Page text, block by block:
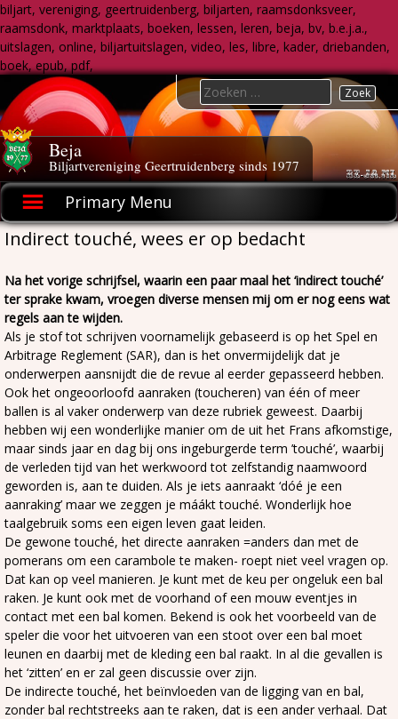
biljart, vereniging, geertruidenberg, biljarten, raamsdonksveer,
raamsdonk, marktplaats, boeken, lessen, leren, beja, bv, b.e.j.a.,
uitslagen, online, biljartuitslagen, video, les, libre, kader, driebanden,
boek, epub, pdf,
to
content
Beja
Biljartvereniging Geertruidenberg sinds 1977
Primary Menu
Search
for:
Indirect touché, wees er op bedacht
Na het vorige schrijfsel, waarin een paar maal het ‘indirect touché’
ter sprake kwam, vroegen diverse mensen mij om er nog eens wat
regels aan te wijden.
Als je stof tot schrijven voornamelijk gebaseerd is op het Spel en
Arbitrage Reglement (SAR), dan is het onvermijdelijk dat je
onderwerpen aansnijdt die de revue al eerder gepasseerd hebben.
Ook het ongeoorloofd aanraken (toucheren) van één of meer
ballen is al vaker onderwerp van deze rubriek geweest. Daarbij
hebben wij een wonderlijke manier om de uit het Frans afkomstige,
maar sinds jaar en dag bij ons ingeburgerde term ’touché’, waarbij
de verleden tijd van het werkwoord tot zelfstandig naamwoord
geworden is, aan te duiden. Als je iets aanraakt ‘dóé je een
aanraking’ maar we zeggen je máákt touché. Wonderlijk hoe
taalgebruik soms een eigen leven gaat leiden.
De gewone touché, het directe aanraken =anders dan met de
pomerans om een carambole te maken- roept niet veel vragen op.
Dat kan op veel manieren. Je kunt met de keu per ongeluk een bal
raken. Je kunt ook met de voorhand of een mouw eventjes in
contact met een bal komen. Bekend is ook het voorbeeld van de
speler die voor het uitvoeren van een stoot over een bal moet
leunen en daarbij met de kleding een bal raakt. In al die gevallen is
het ‘zitten’ en er zal geen discussie over zijn.
De indirecte touché, het beïnvloeden van de ligging van en bal,
zonder bal rechtstreeks aan te raken, dat is een ander verhaal. Dat